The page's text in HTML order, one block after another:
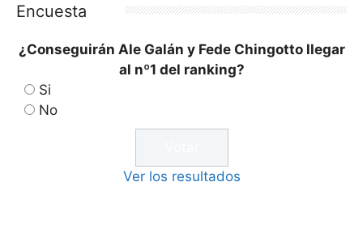
Encuesta
¿Conseguirán Ale Galán y Fede Chingotto llegar
al nº1 del ranking?
Si
No
Ver los resultados